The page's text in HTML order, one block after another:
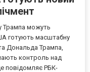
Трампа можуть
готують масштабну
Дональда Трампа,
контроль над
повідомляє РБК-